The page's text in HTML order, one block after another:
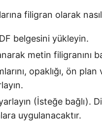
filigran olarak
belgesini yükleyin.
metin filigranını
opaklığı, ön
(İsteğe bağlı).
uygulanacaktır.